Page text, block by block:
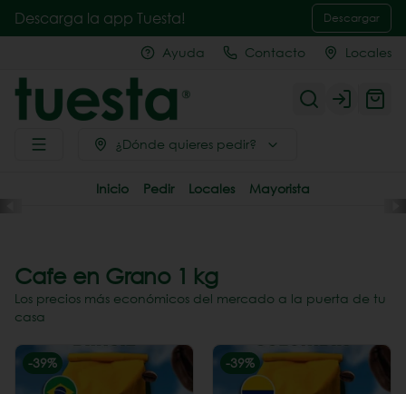
Descarga la app Tuesta! Descargar
Ayuda Contacto Locales
Login
¿Dónde quieres pedir?
Inicio Pedir Locales Mayorista
Cafe en Grano 1 kg
Los precios más económicos del mercado a la puerta de tu
casa
-39% -39%